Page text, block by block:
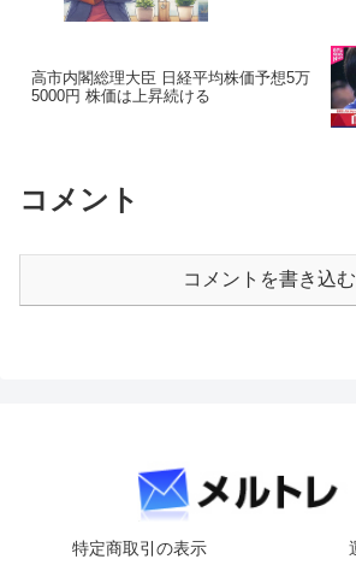
高市内閣総理大臣 日経平均株価予想5万
5000円 株価は上昇続ける
コメント
コメントを書き込む
特定商取引の表示